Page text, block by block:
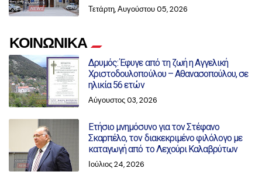
Τετάρτη, Αυγούστου 05, 2026
ΚΟΙΝΩΝΙΚΑ
Δρυμός: Έφυγε από τη ζωή η Αγγελική
Χριστοδουλοπούλου – Αθανασοπούλου, σε
ηλικία 56 ετών
Αύγουστος 03, 2026
Ετήσιο μνημόσυνο για τον Στέφανο
Σκαρπέλο, τον διακεκριμένο φιλόλογο με
καταγωγή από το Λεχούρι Καλαβρύτων
Ιούλιος 24, 2026